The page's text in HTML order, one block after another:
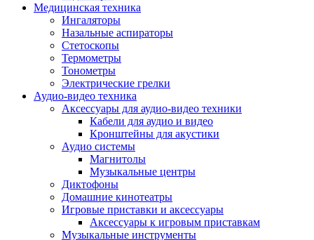
Экшн-камеры
Аксессуары для фото- видео техники
Штативы
Чехлы и сумки
Другое
Фоторамки
Аксессуары
Для воздухоочистителей и
Для вытяжек
Для климатической техники
Для кофейного оборудования
Для крупной бытовой техники
Для кухонной техники
Для медицинского оборудования
Для микроволновок
Медицинская техника
Ингаляторы
Назальные аспираторы
Стетоскопы
Термометры
Тонометры
Электрические грелки
Аудио-видео техника
Аксессуары для аудио-видео техники
Кабели для аудио и видео
Кронштейны для акустики
Аудио системы
Магнитолы
Музыкальные центры
Диктофоны
Домашние кинотеатры
Игровые приставки и аксессуары
Аксессуары к игровым приставкам
Музыкальные инструменты